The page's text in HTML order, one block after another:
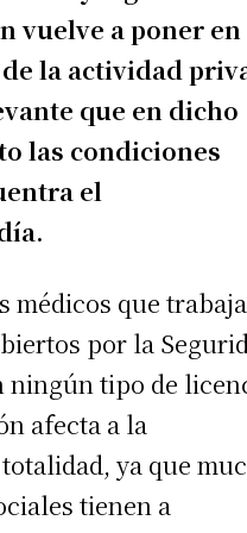
vuelve a poner en
la actividad
que en dicho
las condiciones
el
médicos que
por la
ningún tipo de
afecta a la
ya que
tienen a